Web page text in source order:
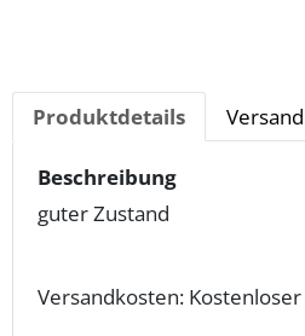
Produktdetails Versand
Beschreibung
guter Zustand
Versandkosten: